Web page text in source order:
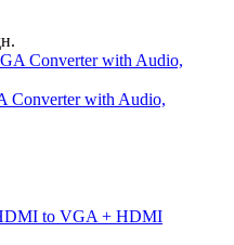
with Audio,